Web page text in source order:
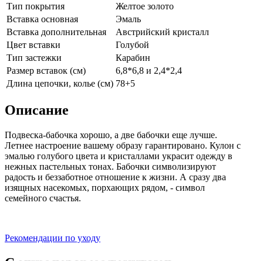
Тип покрытия
Желтое золото
Вставка основная
Эмаль
Вставка дополнительная
Австрийский кристалл
Цвет вставки
Голубой
Тип застежки
Карабин
Размер вставок (см)
6,8*6,8 и 2,4*2,4
Длина цепочки, колье (см) 78+5
Описание
Подвеска-бабочка хорошо, а две бабочки еще лучше.
Летнее настроение вашему образу гарантировано. Кулон с
эмалью голубого цвета и кристаллами украсит одежду в
нежных пастельных тонах. Бабочки символизируют
радость и беззаботное отношение к жизни. А сразу два
изящных насекомых, порхающих рядом, - символ
семейного счастья.
Рекомендации по уходу